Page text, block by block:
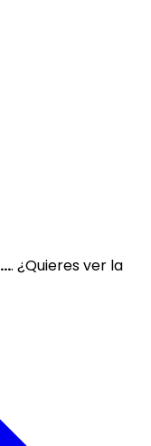
.... ¿Quieres ver la